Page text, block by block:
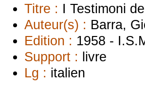
Titre : I Testimoni
Auteur(s) : Barra,
Edition : 1958 -
Support : livre
Lg : italien